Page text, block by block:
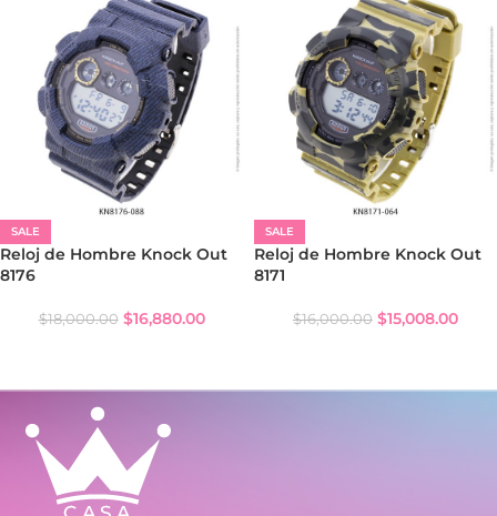
SALE
Reloj de Hombre Knock Out
8176
$18,000.00 $16,880.00
SALE
Reloj de Hombre Knock Out
8171
$16,000.00 $15,008.00